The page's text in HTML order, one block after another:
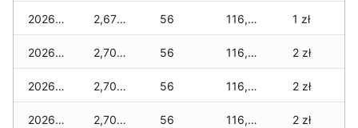
2026-05-20 2,670 zł 56 116,515 zł 1 zł
2026-05-19 2,700 zł 56 116,500 zł 2 zł
2026-05-18 2,700 zł 56 116,500 zł 2 zł
2026-05-17 2,700 zł 56 116,500 zł 2 zł